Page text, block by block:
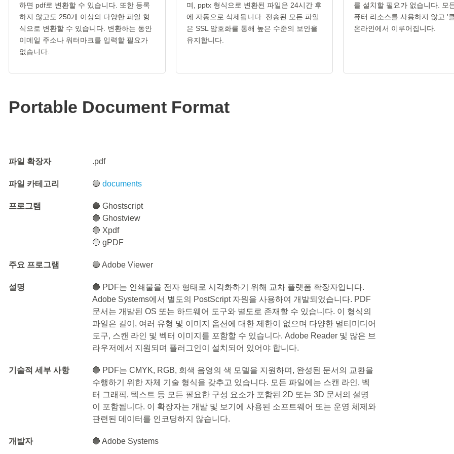
하면 pdf로 변환할 수 있습니다. 또한 등록
하지 않고도 250개 이상의 다양한 파일 형
식으로 변환할 수 있습니다. 변환하는 동안
이메일 주소나 워터마크를 입력할 필요가
없습니다.
며, pptx 형식으로 변환된 파일은 24시간 후
에 자동으로 삭제됩니다. 전송된 모든 파일
은 SSL 암호화를 통해 높은 수준의 보안을
유지합니다.
를 설치할 필요가 없습니다. 모
퓨터 리소스를 사용하지 않고 '
온라인에서 이루어집니다.
Portable Document Format
파일 확장자 .pdf
파일 카테고리 🔵documents
프로그램
🔵 Ghostscript
🔵 Ghostview
🔵 Xpdf
🔵 gPDF
주요 프로그램 🔵 Adobe Viewer
설명
🔵 PDF는 인쇄물을 전자 형태로 시각화하기 위해 교차 플랫폼 확장자입니다.
Adobe Systems에서 별도의 PostScript 자원을 사용하여 개발되었습니다. PDF
문서는 개발된 OS 또는 하드웨어 도구와 별도로 존재할 수 있습니다. 이 형식의
파일은 길이, 여러 유형 및 이미지 옵션에 대한 제한이 없으며 다양한 멀티미디어
도구, 스캔 라인 및 벡터 이미지를 포함할 수 있습니다. Adobe Reader 및 많은 브
라우저에서 지원되며 플러그인이 설치되어 있어야 합니다.
기술적 세부 사항
🔵 PDF는 CMYK, RGB, 회색 음영의 색 모델을 지원하며, 완성된 문서의 교환을
수행하기 위한 자체 기술 형식을 갖추고 있습니다. 모든 파일에는 스캔 라인, 벡
터 그래픽, 텍스트 등 모든 필요한 구성 요소가 포함된 2D 또는 3D 문서의 설명
이 포함됩니다. 이 확장자는 개발 및 보기에 사용된 소프트웨어 또는 운영 체제와
관련된 데이터를 인코딩하지 않습니다.
개발자 🔵 Adobe Systems